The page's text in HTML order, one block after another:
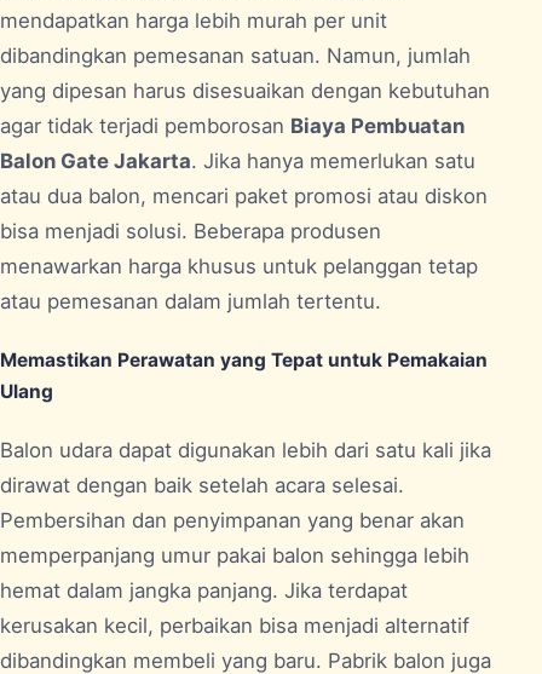
mendapatkan harga lebih murah per unit
dibandingkan pemesanan satuan. Namun, jumlah
yang dipesan harus disesuaikan dengan kebutuhan
agar tidak terjadi pemborosan Biaya Pembuatan
Balon Gate Jakarta. Jika hanya memerlukan satu
atau dua balon, mencari paket promosi atau diskon
bisa menjadi solusi. Beberapa produsen
menawarkan harga khusus untuk pelanggan tetap
atau pemesanan dalam jumlah tertentu.
Memastikan Perawatan yang Tepat untuk Pemakaian
Ulang
Balon udara dapat digunakan lebih dari satu kali jika
dirawat dengan baik setelah acara selesai.
Pembersihan dan penyimpanan yang benar akan
memperpanjang umur pakai balon sehingga lebih
hemat dalam jangka panjang. Jika terdapat
kerusakan kecil, perbaikan bisa menjadi alternatif
dibandingkan membeli yang baru. Pabrik balon juga